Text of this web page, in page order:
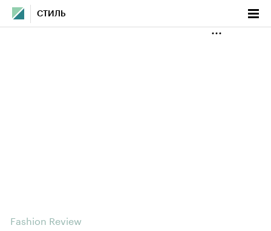
СТИЛЬ
Fashion Review